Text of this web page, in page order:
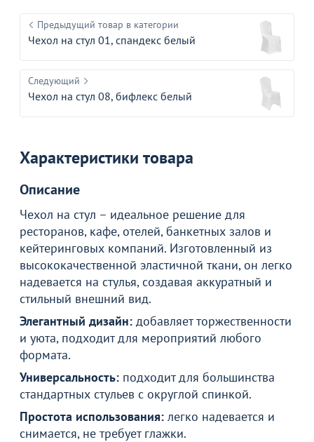
Предыдущий товар в категории
Чехол на стул 01, спандекс белый
Следующий
Чехол на стул 08, бифлекс белый
Характеристики товара
Описание
Чехол на стул – идеальное решение для
ресторанов, кафе, отелей, банкетных залов и
кейтеринговых компаний. Изготовленный из
высококачественной эластичной ткани, он легко
надевается на стулья, создавая аккуратный и
стильный внешний вид.
Элегантный дизайн: добавляет торжественности
и уюта, подходит для мероприятий любого
формата.
Универсальность: подходит для большинства
стандартных стульев с округлой спинкой.
Простота использования: легко надевается и
снимается, не требует глажки.